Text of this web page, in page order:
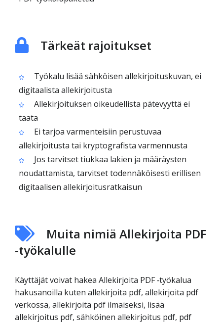
Tärkeät rajoitukset
Työkalu lisää sähköisen allekirjoituskuvan, ei
digitaalista allekirjoitusta
Allekirjoituksen oikeudellista pätevyyttä ei
taata
Ei tarjoa varmenteisiin perustuvaa
allekirjoitusta tai kryptografista varmennusta
Jos tarvitset tiukkaa lakien ja määräysten
noudattamista, tarvitset todennäköisesti erillisen
digitaalisen allekirjoitusratkaisun
Muita nimiä Allekirjoita PDF
‑työkalulle
Käyttäjät voivat hakea Allekirjoita PDF ‑työkalua
hakusanoilla kuten allekirjoita pdf, allekirjoita pdf
verkossa, allekirjoita pdf ilmaiseksi, lisää
allekirjoitus pdf, sähköinen allekirjoitus pdf, pdf